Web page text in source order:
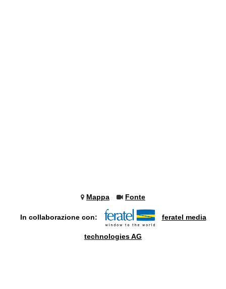
Mappa Fonte
In collaborazione con: feratel media
technologies AG